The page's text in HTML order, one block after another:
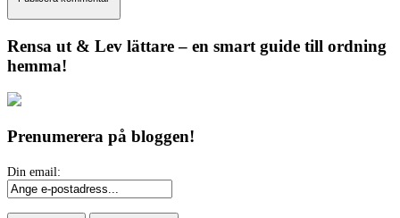
Rensa ut & Lev lättare – en smart guide till ordning
hemma!
Prenumerera på bloggen!